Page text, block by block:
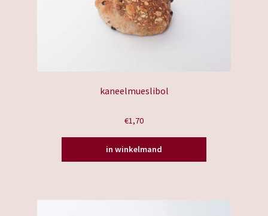
kaneelmueslibol
€1,70
in winkelmand